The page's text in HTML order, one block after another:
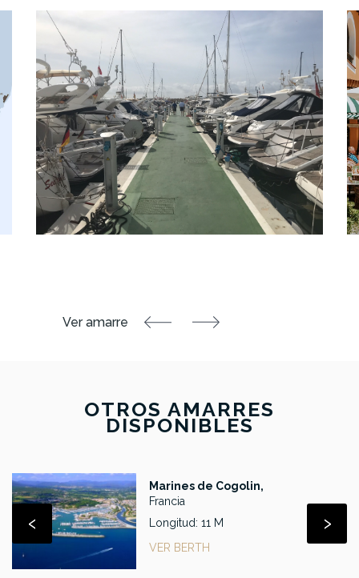
OTROS AMARRES
DISPONIBLES
Marines de Cogolin,
Francia
Longitud: 11 M
VER BERTH
‹ ›